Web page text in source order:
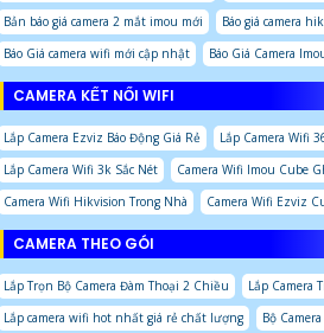
Bản báo giá camera 2 mắt imou mới
Báo giá camera
Báo Giá camera wifi mới cập nhật
Báo Giá Camera
CAMERA KẾT NỐI WIFI
Lắp Camera Ezviz Báo Động Giá Rẻ
Lắp Camera Wifi
Lắp Camera Wifi 3k Sắc Nét
Camera Wifi Imou Cube
Camera Wifi Hikvision Trong Nhà
Camera Wifi Ezviz
CAMERA THEO GÓI
Lắp Trọn Bộ Camera Đàm Thoại 2 Chiều
Lắp Camera
Lắp camera wifi hot nhất giá rẻ chất lượng
Bộ